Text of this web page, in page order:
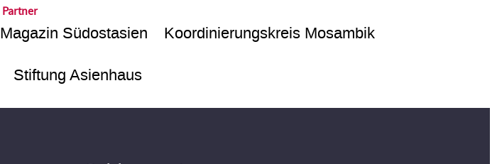
Partner
Magazin Südostasien Koordinierungskreis Mosambik
Stiftung Asienhaus